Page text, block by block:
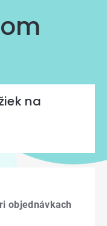
na
objednávkach